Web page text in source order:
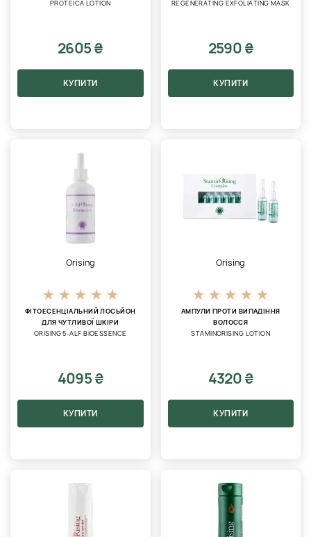
PROTEICA LOTION
2605 ₴
КУПИТИ
REGENERATING EXFOLIATING MASK
2590 ₴
КУПИТИ
Orising
ФІТОЕСЕНЦІАЛЬНИЙ ЛОСЬЙОН
ДЛЯ ЧУТЛИВОЇ ШКІРИ
ORISING 5-ALF BIOESSENCE
4095 ₴
КУПИТИ
Orising
АМПУЛИ ПРОТИ ВИПАДІННЯ
ВОЛОССЯ
STAMINORISING LOTION
4320 ₴
КУПИТИ